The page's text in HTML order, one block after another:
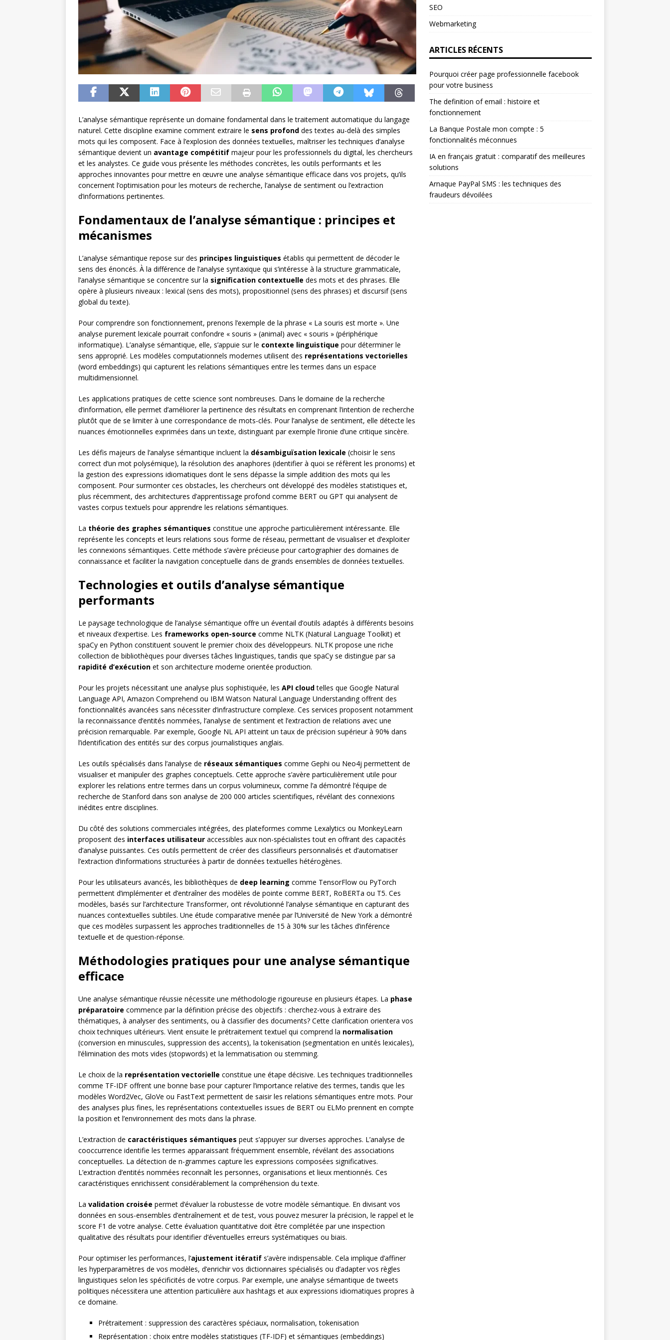
L’analyse sémantique représente un domaine fondamental dans le traitement automatique du langage
naturel. Cette discipline examine comment extraire le sens profond des textes au-delà des simples
mots qui les composent. Face à l’explosion des données textuelles, maîtriser les techniques d’analyse
sémantique devient un avantage compétitif majeur pour les professionnels du digital, les chercheurs
et les analystes. Ce guide vous présente les méthodes concrètes, les outils performants et les
approches innovantes pour mettre en œuvre une analyse sémantique efficace dans vos projets, qu’ils
concernent l’optimisation pour les moteurs de recherche, l’analyse de sentiment ou l’extraction
d’informations pertinentes.
Fondamentaux de l’analyse sémantique : principes et
mécanismes
L’analyse sémantique repose sur des principes linguistiques établis qui permettent de décoder le
sens des énoncés. À la différence de l’analyse syntaxique qui s’intéresse à la structure grammaticale,
l’analyse sémantique se concentre sur la signification contextuelle des mots et des phrases. Elle
opère à plusieurs niveaux : lexical (sens des mots), propositionnel (sens des phrases) et discursif (sens
global du texte).
Pour comprendre son fonctionnement, prenons l’exemple de la phrase « La souris est morte ». Une
analyse purement lexicale pourrait confondre « souris » (animal) avec « souris » (périphérique
informatique). L’analyse sémantique, elle, s’appuie sur le contexte linguistique pour déterminer le
sens approprié. Les modèles computationnels modernes utilisent des représentations vectorielles
(word embeddings) qui capturent les relations sémantiques entre les termes dans un espace
multidimensionnel.
Les applications pratiques de cette science sont nombreuses. Dans le domaine de la recherche
d’information, elle permet d’améliorer la pertinence des résultats en comprenant l’intention de recherche
plutôt que de se limiter à une correspondance de mots-clés. Pour l’analyse de sentiment, elle détecte les
nuances émotionnelles exprimées dans un texte, distinguant par exemple l’ironie d’une critique sincère.
Les défis majeurs de l’analyse sémantique incluent la désambiguïsation lexicale (choisir le sens
correct d’un mot polysémique), la résolution des anaphores (identifier à quoi se réfèrent les pronoms) et
la gestion des expressions idiomatiques dont le sens dépasse la simple addition des mots qui les
composent. Pour surmonter ces obstacles, les chercheurs ont développé des modèles statistiques et,
plus récemment, des architectures d’apprentissage profond comme BERT ou GPT qui analysent de
vastes corpus textuels pour apprendre les relations sémantiques.
La théorie des graphes sémantiques constitue une approche particulièrement intéressante. Elle
représente les concepts et leurs relations sous forme de réseau, permettant de visualiser et d’exploiter
les connexions sémantiques. Cette méthode s’avère précieuse pour cartographier des domaines de
connaissance et faciliter la navigation conceptuelle dans de grands ensembles de données textuelles.
Technologies et outils d’analyse sémantique
performants
Le paysage technologique de l’analyse sémantique offre un éventail d’outils adaptés à différents besoins
et niveaux d’expertise. Les frameworks open-source comme NLTK (Natural Language Toolkit) et
spaCy en Python constituent souvent le premier choix des développeurs. NLTK propose une riche
collection de bibliothèques pour diverses tâches linguistiques, tandis que spaCy se distingue par sa
rapidité d’exécution et son architecture moderne orientée production.
Pour les projets nécessitant une analyse plus sophistiquée, les API cloudtelles que Google Natural
Language API, Amazon Comprehend ou IBM Watson Natural Language Understanding offrent des
fonctionnalités avancées sans nécessiter d’infrastructure complexe. Ces services proposent notamment
la reconnaissance d’entités nommées, l’analyse de sentiment et l’extraction de relations avec une
précision remarquable. Par exemple, Google NL API atteint un taux de précision supérieur à 90% dans
l’identification des entités sur des corpus journalistiques anglais.
Les outils spécialisés dans l’analyse de réseaux sémantiques comme Gephi ou Neo4j permettent de
visualiser et manipuler des graphes conceptuels. Cette approche s’avère particulièrement utile pour
explorer les relations entre termes dans un corpus volumineux, comme l’a démontré l’équipe de
recherche de Stanford dans son analyse de 200 000 articles scientifiques, révélant des connexions
inédites entre disciplines.
Du côté des solutions commerciales intégrées, des plateformes comme Lexalytics ou MonkeyLearn
proposent des interfaces utilisateur accessibles aux non-spécialistes tout en offrant des capacités
d’analyse puissantes. Ces outils permettent de créer des classifieurs personnalisés et d’automatiser
l’extraction d’informations structurées à partir de données textuelles hétérogènes.
Pour les utilisateurs avancés, les bibliothèques de deep learning comme TensorFlow ou PyTorch
permettent d’implémenter et d’entraîner des modèles de pointe comme BERT, RoBERTa ou T5. Ces
modèles, basés sur l’architecture Transformer, ont révolutionné l’analyse sémantique en capturant des
nuances contextuelles subtiles. Une étude comparative menée par l’Université de New York a démontré
que ces modèles surpassent les approches traditionnelles de 15 à 30% sur les tâches d’inférence
textuelle et de question-réponse.
Méthodologies pratiques pour une analyse sémantique
efficace
Une analyse sémantique réussie nécessite une méthodologie rigoureuse en plusieurs étapes. La phase
préparatoire commence par la définition précise des objectifs : cherchez-vous à extraire des
thématiques, à analyser des sentiments, ou à classifier des documents? Cette clarification orientera vos
choix techniques ultérieurs. Vient ensuite le prétraitement textuel qui comprend la normalisation
(conversion en minuscules, suppression des accents), la tokenisation (segmentation en unités lexicales),
l’élimination des mots vides (stopwords) et la lemmatisation ou stemming.
Le choix de la représentation vectorielle constitue une étape décisive. Les techniques traditionnelles
comme TF-IDF offrent une bonne base pour capturer l’importance relative des termes, tandis que les
modèles Word2Vec, GloVe ou FastText permettent de saisir les relations sémantiques entre mots. Pour
des analyses plus fines, les représentations contextuelles issues de BERT ou ELMo prennent en compte
la position et l’environnement des mots dans la phrase.
L’extraction de caractéristiques sémantiques peut s’appuyer sur diverses approches. L’analyse de
cooccurrence identifie les termes apparaissant fréquemment ensemble, révélant des associations
conceptuelles. La détection de n-grammes capture les expressions composées significatives.
L’extraction d’entités nommées reconnaît les personnes, organisations et lieux mentionnés. Ces
caractéristiques enrichissent considérablement la compréhension du texte.
La validation croisée permet d’évaluer la robustesse de votre modèle sémantique. En divisant vos
données en sous-ensembles d’entraînement et de test, vous pouvez mesurer la précision, le rappel et le
score F1 de votre analyse. Cette évaluation quantitative doit être complétée par une inspection
qualitative des résultats pour identifier d’éventuelles erreurs systématiques ou biais.
Pour optimiser les performances, l’ajustement itératif s’avère indispensable. Cela implique d’affiner
les hyperparamètres de vos modèles, d’enrichir vos dictionnaires spécialisés ou d’adapter vos règles
linguistiques selon les spécificités de votre corpus. Par exemple, une analyse sémantique de tweets
politiques nécessitera une attention particulière aux hashtags et aux expressions idiomatiques propres à
ce domaine.
Prétraitement : suppression des caractères spéciaux, normalisation, tokenisation
Représentation : choix entre modèles statistiques (TF-IDF) et sémantiques (embeddings)
SEO
Webmarketing
ARTICLES RÉCENTS
Pourquoi créer page professionnelle facebook
pour votre business
The definition of email : histoire et
fonctionnement
La Banque Postale mon compte : 5
fonctionnalités méconnues
IA en français gratuit : comparatif des meilleures
solutions
Arnaque PayPal SMS : les techniques des
fraudeurs dévoilées